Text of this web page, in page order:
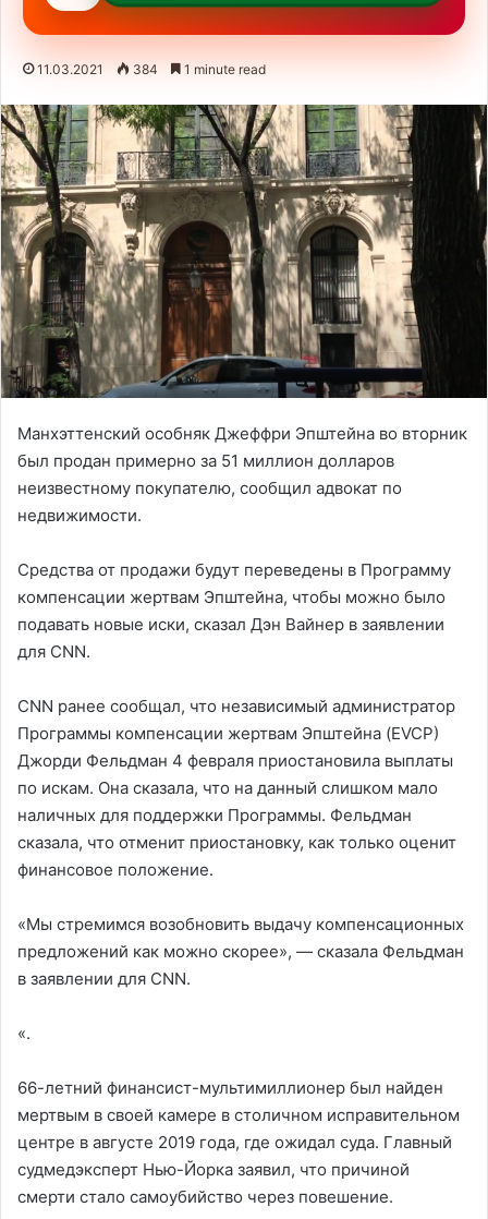
11.03.2021 384 1 minute read
Манхэттенский особняк Джеффри Эпштейна во вторник
был продан примерно за 51 миллион долларов
неизвестному покупателю, сообщил адвокат по
недвижимости.
Средства от продажи будут переведены в Программу
компенсации жертвам Эпштейна, чтобы можно было
подавать новые иски, сказал Дэн Вайнер в заявлении
для CNN.
CNN ранее сообщал, что независимый администратор
Программы компенсации жертвам Эпштейна (EVCP)
Джорди Фельдман 4 февраля приостановила выплаты
по искам. Она сказала, что на данный слишком мало
наличных для поддержки Программы. Фельдман
сказала, что отменит приостановку, как только оценит
финансовое положение.
«Мы стремимся возобновить выдачу компенсационных
предложений как можно скорее», — сказала Фельдман
в заявлении для CNN.
«.
66-летний финансист-мультимиллионер был найден
мертвым в своей камере в столичном исправительном
центре в августе 2019 года, где ожидал суда. Главный
судмедэксперт Нью-Йорка заявил, что причиной
смерти стало самоубийство через повешение.